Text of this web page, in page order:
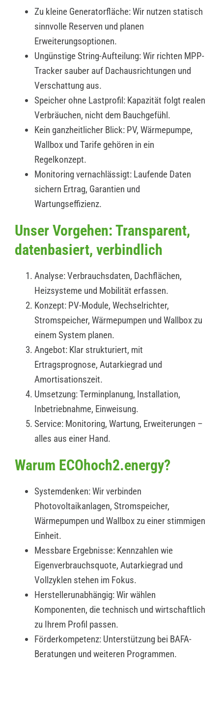
Zu kleine Generatorfläche: Wir nutzen statisch
sinnvolle Reserven und planen
Erweiterungsoptionen.
Ungünstige String-Aufteilung: Wir richten MPP-
Tracker sauber auf Dachausrichtungen und
Verschattung aus.
Speicher ohne Lastprofil: Kapazität folgt realen
Verbräuchen, nicht dem Bauchgefühl.
Kein ganzheitlicher Blick: PV, Wärmepumpe,
Wallbox und Tarife gehören in ein
Regelkonzept.
Monitoring vernachlässigt: Laufende Daten
sichern Ertrag, Garantien und
Wartungseffizienz.
Unser Vorgehen: Transparent,
datenbasiert, verbindlich
Analyse: Verbrauchsdaten, Dachflächen,
Heizsysteme und Mobilität erfassen.
Konzept: PV-Module, Wechselrichter,
Stromspeicher, Wärmepumpen und Wallbox zu
einem System planen.
Angebot: Klar strukturiert, mit
Ertragsprognose, Autarkiegrad und
Amortisationszeit.
Umsetzung: Terminplanung, Installation,
Inbetriebnahme, Einweisung.
Service: Monitoring, Wartung, Erweiterungen –
alles aus einer Hand.
Warum ECOhoch2.energy?
Systemdenken: Wir verbinden
Photovoltaikanlagen, Stromspeicher,
Wärmepumpen und Wallbox zu einer stimmigen
Einheit.
Messbare Ergebnisse: Kennzahlen wie
Eigenverbrauchsquote, Autarkiegrad und
Vollzyklen stehen im Fokus.
Herstellerunabhängig: Wir wählen
Komponenten, die technisch und wirtschaftlich
zu Ihrem Profil passen.
Förderkompetenz: Unterstützung bei BAFA-
Beratungen und weiteren Programmen.